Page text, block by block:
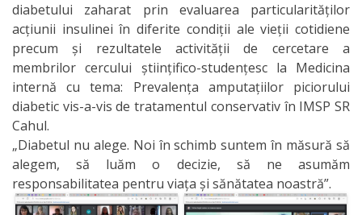
Acte
normative
Organizare
Secții
Secția
diabetului zaharat prin evaluarea particularităților
acțiunii insulinei în diferite condiții ale vieții cotidiene
precum și rezultatele activității de cercetare a
membrilor cercului științifico-studențesc la Medicina
internă cu tema: Prevalența amputațiilor piciorului
diabetic vis-a-vis de tratamentul conservativ în IMSP SR
Cahul.
„Diabetul nu alege. Noi în schimb suntem în măsură să
alegem, să luăm o decizie, să ne asumăm
responsabilitatea pentru viața și sănătatea noastră”.